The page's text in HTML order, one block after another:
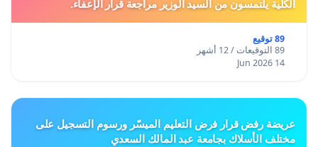
الكلية يلتمسون من السيد الوزير مراجعة قرار الإعفاء.
89 توقيع
89 التوقيعات / 12 أشهر
14 Jun 2026
عريضة رفض قرار فرض التعليم الميسّر ورسوم التسجيل على
مختلف الأسلاك بجامعة عبد المالك السعدي